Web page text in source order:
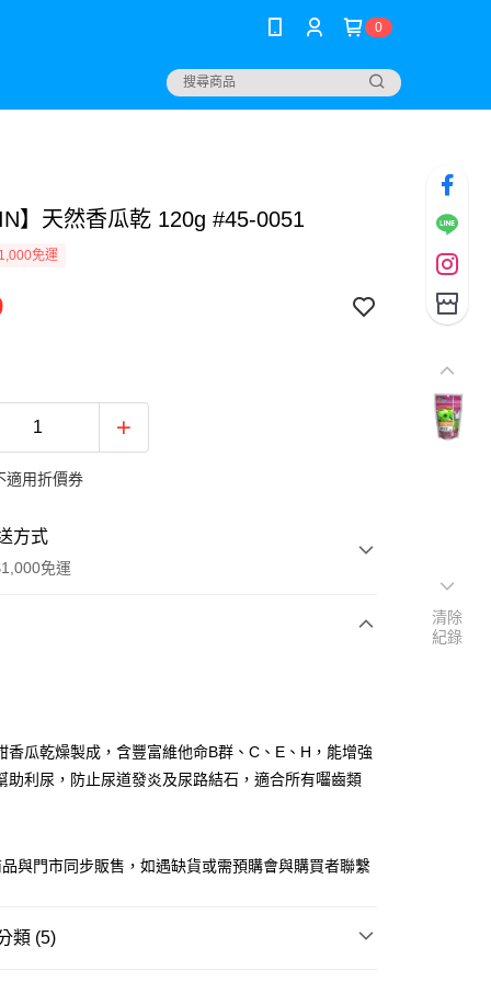
0
】天然香瓜乾 120g #45-0051
免運
用折價券
方式
免運
款
香瓜乾燥製成，含豐富維他命B群、C、E、H，能增強
助利尿，防止尿道發炎及尿路結石，適合所有囓齒類
與門市同步販售，如遇缺貨或需預購會與購買者聯繫
類 (5)
清除
紀錄